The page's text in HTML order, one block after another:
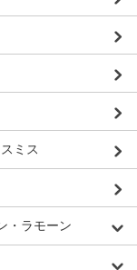
ミス
・ラモーン